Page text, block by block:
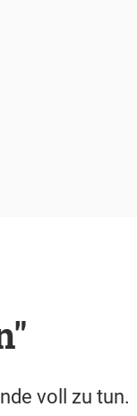
voll zu tun.